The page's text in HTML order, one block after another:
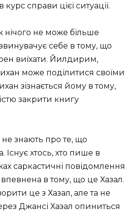
справи цієї ситуації.
не може більше
себе в тому, що
виїхати. Йилдирим,
може поділитися своїми
зізнається йому в тому,
закрити книгу
не знають про те, що
Існує хтось, хто пише в
саркастичні повідомлення
в тому, що це Хазал.
це з Хазал, але та не
Джансі Хазал опиниться